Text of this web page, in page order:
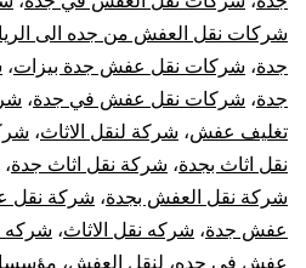
شركات نقل العفش من جده الى
جدة، شركات نقل عفش جدة بيزات،
جدة، شركات نقل عفش في جدة،
تغليف عفش، شركة لنقل الاثاث،
نقل اثاث بجدة، شركة نقل اثاث جدة،
شركة نقل العفش بجدة، شركة نقل
عفش جدة، شركه نقل الاثاث، شركه
عفش في جده، لنقل العفش،